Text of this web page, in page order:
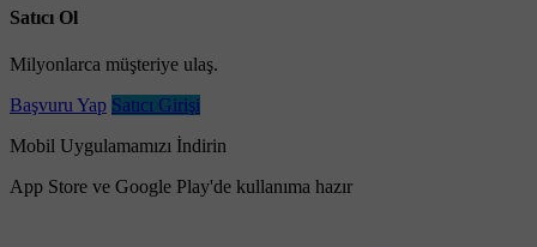
Satıcı Ol
Milyonlarca müşteriye ulaş.
Başvuru Yap Satıcı Girişi
Mobil Uygulamamızı İndirin
App Store ve Google Play'de kullanıma hazır